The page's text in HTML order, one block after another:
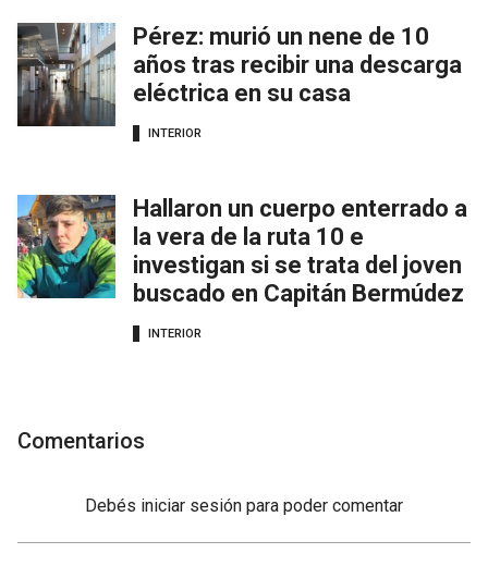
Pérez: murió un nene de 10
años tras recibir una descarga
eléctrica en su casa
INTERIOR
Hallaron un cuerpo enterrado a
la vera de la ruta 10 e
investigan si se trata del joven
buscado en Capitán Bermúdez
INTERIOR
Comentarios
Debés iniciar sesión para poder comentar